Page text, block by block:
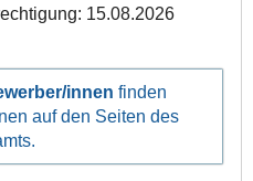
15.08.2026
innenfinden
auf den Seiten des